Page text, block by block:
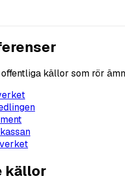
källor som rör
källor